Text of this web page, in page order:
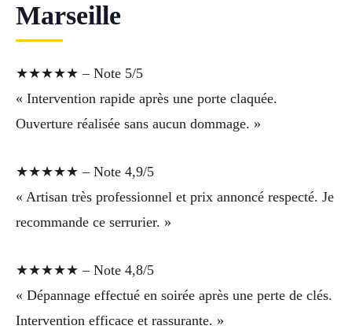
Marseille
★★★★★ – Note 5/5
« Intervention rapide après une porte claquée.
Ouverture réalisée sans aucun dommage. »
★★★★★ – Note 4,9/5
« Artisan très professionnel et prix annoncé respecté. Je
recommande ce serrurier. »
★★★★★ – Note 4,8/5
« Dépannage effectué en soirée après une perte de clés.
Intervention efficace et rassurante. »